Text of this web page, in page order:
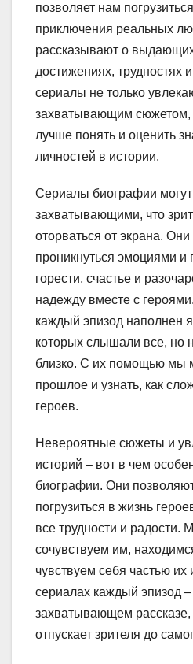
позволяет нам
приключения реальных
рассказывают о
достижениях, трудностях
сериалы не только
захватывающим сюжетом,
лучше понять и оценить
личностей в истории.
Сериалы биографии могут
захватывающими, что
оторваться от экрана.
проникнуться эмоциями и
горести, счастье и
надежду вместе с
каждый эпизод наполнен
которых слышали все, но
близко. С их помощью мы
прошлое и узнать, как
героев.
Невероятные сюжеты и
историй – вот в чем
биографии. Они
погрузиться в жизнь
все трудности и
сочувствуем им,
чувствуем себя частью их
сериалах каждый эпизод
захватывающем
отпускает зрителя до